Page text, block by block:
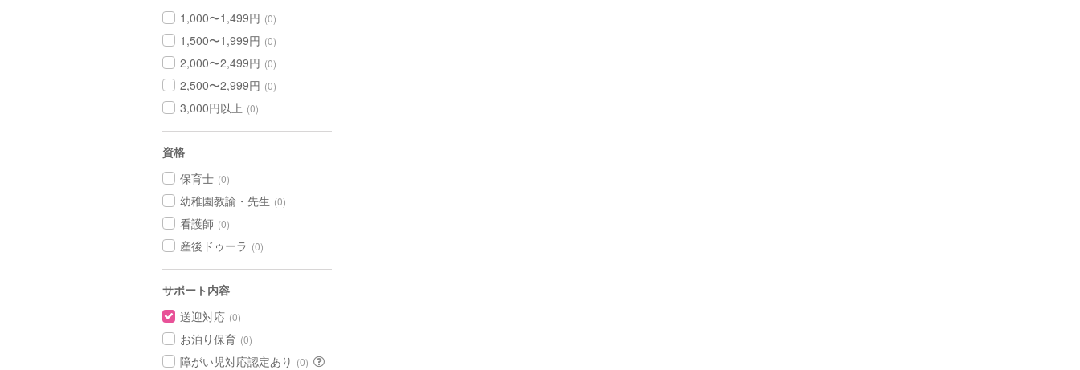
1,000〜1,499円 (0)
1,500〜1,999円 (0)
2,000〜2,499円 (0)
2,500〜2,999円 (0)
3,000円以上 (0)
資格
保育士 (0)
幼稚園教諭・先生 (0)
看護師 (0)
産後ドゥーラ (0)
サポート内容
送迎対応 (0)
お泊り保育 (0)
障がい児対応認定あり (0)